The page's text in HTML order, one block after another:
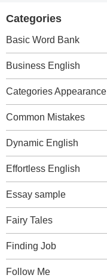
Categories
Basic Word Bank
Business English
Categories Appearance
Common Mistakes
Dynamic English
Effortless English
Essay sample
Fairy Tales
Finding Job
Follow Me